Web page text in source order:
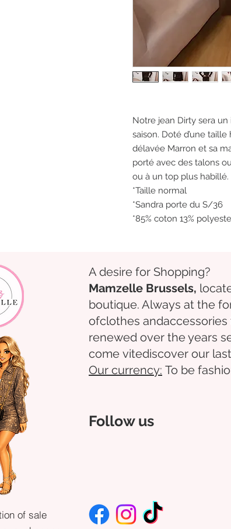
Notre jean Dirty sera
saison. Doté d’une
délavée Marron et sa
porté avec des talons
ou à un top plus habillé.
*Taille normal
*Sandra porte du S/36
*85% coton 13%
of sale
A desire for Shopping?
Mamzelle Brussels,
boutique. Always at the
ofclothes andaccessories
renewed over the years
come vitediscover our
Our currency: To be
Follow us